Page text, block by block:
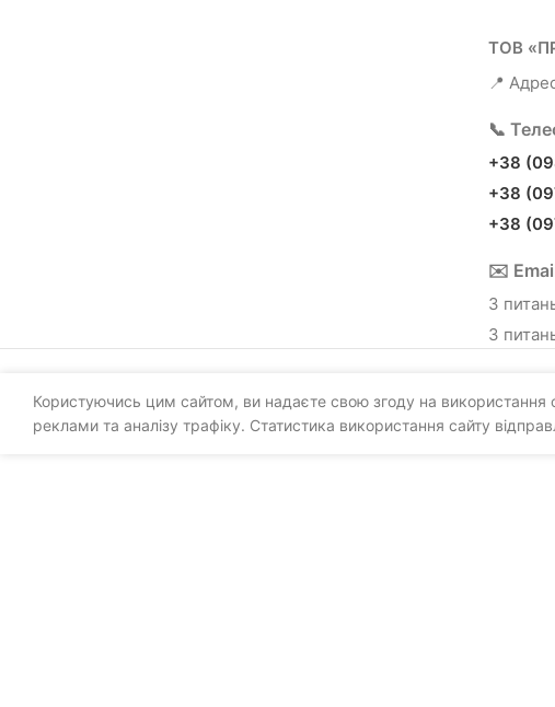
ТОВ
📍
📞
+38
+38
+38
✉️
З
З
Користуючись цим сайтом, ви надаєте свою згоду на використання
реклами та аналізу трафіку. Статистика використання сайту